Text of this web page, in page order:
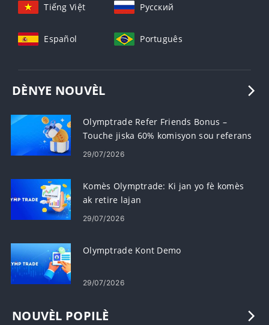
Tiếng Việt Русский
Español Português
DÈNYE NOUVÈL
Olymptrade Refer Friends Bonus –
Touche jiska 60% komisyon sou referans
yo
29/07/2026
Komès Olymptrade: Ki jan yo fè komès
ak retire lajan
29/07/2026
Olymptrade Kont Demo
29/07/2026
NOUVÈL POPILÈ